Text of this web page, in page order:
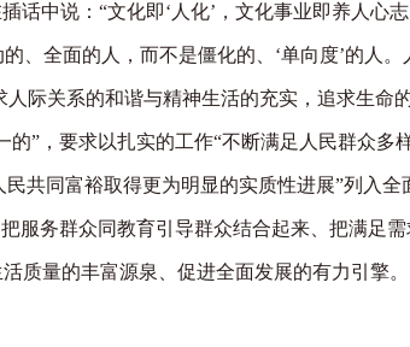
中说：“文化即‘人化’，文化事业即养人心
、全面的人，而不是僵化的、‘单向度’的人
际关系的和谐与精神生活的充实，追求生命
”，要求以扎实的工作“不断满足人民群众多
共同富裕取得更为明显的实质性进展”列入全
务群众同教育引导群众结合起来、把满足
质量的丰富源泉、促进全面发展的有力引擎。